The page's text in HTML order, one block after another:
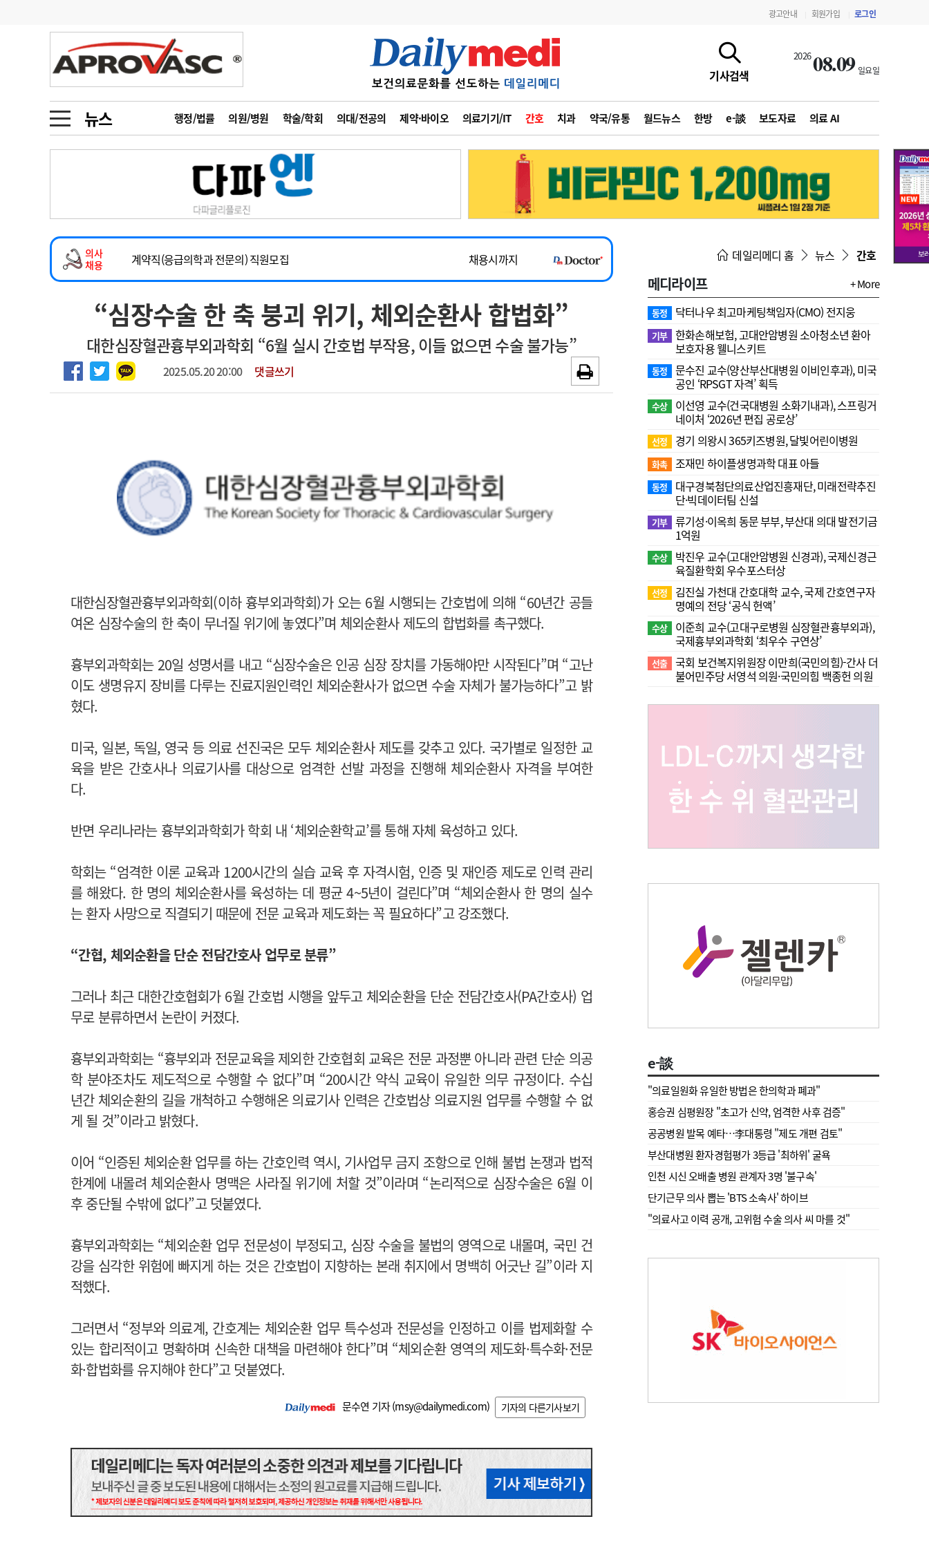
광고안내 회원가입 로그인
기사검색
202608.09 일요일
뉴스 행정/법률 의원/병원 학술/학회 의대/전공의 제약·바이오 의료기기/IT 간호 치과 약국/유통 월드뉴스 한방 e-談 보도자료 의료 AI
금주의 검색어
1
의사인력 수급 추계
2
성분명 처방
3
AI의료
4
전공의 모집 결과
6
관리급여 실시
지필공 지원책
수련환경 개선
의과대학 입시
메디인포 인사 사고
오피니언 칼럼 수첩
인물 초대석 피플
동영상뉴스
포토뉴스
메디 Hospital 지역병원 중소병원
인포메이션 행정처분 판례 정책/통계 공시 지침·기준·평가 약제급여 심사 결과
회사소개 법적고지 광고안내
의사
채용
2026년 하반기 인턴 모집
~2026-08-31
마취통증의학과 임기제 임상의사 채용
채용시까지
계약직(응급의학과 전문의) 직원모집
채용시까지
하반기 전공의(레지던트1년차) 모집
~2026-08-15
2026년 하반기 인턴 모집
~2026-08-31
마취통증의학과 임기제 임상의사 채용
채용시까지
“심장수술 한 축 붕괴 위기, 체외순환사 합법화”
대한심장혈관흉부외과학회 “6월 실시 간호법 부작용, 이들 없으면 수술 불가능”
2025.05.20 20:00 댓글쓰기
대한심장혈관흉부외과학회(이하 흉부외과학회)가 오는 6월 시행되는 간호법에 의해 “60년간 공들
여온 심장수술의 한 축이 무너질 위기에 놓였다”며 체외순환사 제도의 합법화를 촉구했다.
흉부외과학회는 20일 성명서를 내고 “심장수술은 인공 심장 장치를 가동해야만 시작된다”며 “고난
이도 생명유지 장비를 다루는 진료지원인력인 체외순환사가 없으면 수술 자체가 불가능하다”고 밝
혔다.
미국, 일본, 독일, 영국 등 의료 선진국은 모두 체외순환사 제도를 갖추고 있다. 국가별로 일정한 교
육을 받은 간호사나 의료기사를 대상으로 엄격한 선발 과정을 진행해 체외순환사 자격을 부여한
다.
반면 우리나라는 흉부외과학회가 학회 내 ‘체외순환학교’를 통해 자체 육성하고 있다.
학회는 “엄격한 이론 교육과 1200시간의 실습 교육 후 자격시험, 인증 및 재인증 제도로 인력 관리
를 해왔다. 한 명의 체외순환사를 육성하는 데 평균 4~5년이 걸린다”며 “체외순환사 한 명의 실수
는 환자 사망으로 직결되기 때문에 전문 교육과 제도화는 꼭 필요하다”고 강조했다.
“간협, 체외순환을 단순 전담간호사 업무로 분류”
그러나 최근 대한간호협회가 6월 간호법 시행을 앞두고 체외순환을 단순 전담간호사(PA간호사) 업
무로 분류하면서 논란이 커졌다.
흉부외과학회는 “흉부외과 전문교육을 제외한 간호협회 교육은 전문 과정뿐 아니라 관련 단순 의공
학 분야조차도 제도적으로 수행할 수 없다”며 “200시간 약식 교육이 유일한 의무 규정이다. 수십
년간 체외순환의 길을 개척하고 수행해온 의료기사 인력은 간호법상 의료지원 업무를 수행할 수 없
게 될 것”이라고 밝혔다.
이어 “인증된 체외순환 업무를 하는 간호인력 역시, 기사업무 금지 조항으로 인해 불법 논쟁과 법적
한계에 내몰려 체외순환사 명맥은 사라질 위기에 처할 것”이라며 “논리적으로 심장수술은 6월 이
후 중단될 수밖에 없다”고 덧붙였다.
흉부외과학회는 “체외순환 업무 전문성이 부정되고, 심장 수술을 불법의 영역으로 내몰며, 국민 건
강을 심각한 위험에 빠지게 하는 것은 간호법이 지향하는 본래 취지에서 명백히 어긋난 길”이라 지
적했다.
그러면서 “정부와 의료계, 간호계는 체외순환 업무 특수성과 전문성을 인정하고 이를 법제화할 수
있는 합리적이고 명확하며 신속한 대책을 마련해야 한다”며 “체외순환 영역의 제도화·특수화·전문
화·합법화를 유지해야 한다”고 덧붙였다.
문수연 기자 (msy@dailymedi.com) 기자의 다른기사보기
데일리메디 홈 뉴스 간호
메디라이프 + More
동정 닥터나우 최고마케팅책임자(CMO) 전지웅
기부 한화손해보험, 고대안암병원 소아청소년 환아
보호자용 웰니스키트
동정
문수진 교수( 양산부산대병원 이비인후과), 미국
공인 ‘RPSGT 자격’ 획득
수상
이선영 교수(건국대병원 소화기내과), 스프링거
네이처 ‘2026년 편집 공로상’
선정 경기 의왕시 365키즈병원, 달빛어린이병원
화촉 조재민 하이플생명과학 대표 아들
동정
대구경북첨단의료산업진흥재단, 미래전략추진
단·빅데이터팀 신설
기부 류기성·이옥희 동문 부부, 부산대 의대 발전기금
1억원
수상
박진우 교수(고대안암병원 신경과), 국제신경근
육질환학회 우수포스터상
선정
김진실 가천대 간호대학 교수, 국제 간호연구자
명예의 전당 ‘공식 헌액’
수상
이준희 교수(고대구로병원 심장혈관흉부외과),
국제흉부외과학회 ‘최우수 구연상’
선출 국회 보건복지위원장 이만희(국민의힘)-간사 더
불어민주당 서영석 의원·국민의힘 백종헌 의원
e-談
"의료일원화 유일한 방법은 한의학과 폐과"
홍승권 심평원장 " 초고가 신약, 엄격한 사후 검증"
공공병원 발목 예타…李대통령 "제도 개편 검토"
부산대병원 환자경험평가 3등급 '최하위' 굴욕
인천 시신 오배출 병원 관계자 3명 '불구속'
단기근무 의사 뽑는 'BTS 소속사' 하이브
"의료사고 이력 공개, 고위험 수술 의사 씨 마를 것"